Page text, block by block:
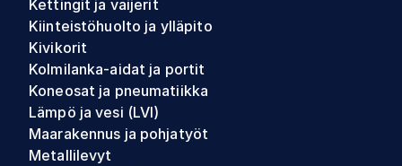
Kettingit ja vaijerit
Kiinteistöhuolto ja ylläpito
Kivikorit
Kolmilanka-aidat ja portit
Koneosat ja pneumatiikka
Lämpö ja vesi (LVI)
Maarakennus ja pohjatyöt
Metallilevyt